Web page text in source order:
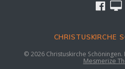
CHRISTUSKIRCHE
© 2026 Christuskirche
Mesmerize